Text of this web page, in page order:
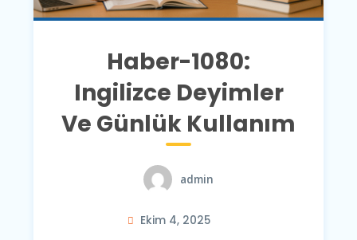
Haber-1080:
Ingilizce Deyimler
Ve Günlük Kullanım
admin
Ekim 4, 2025